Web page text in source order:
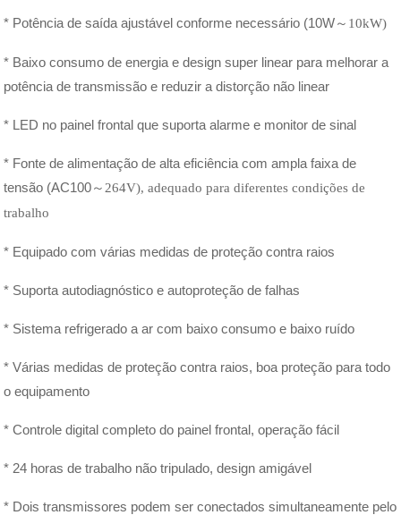
* Potência de saída ajustável conforme necessário (10W～ 10kW)
* Baixo consumo de energia e design super linear para melhorar a
potência de transmissão e reduzir a distorção não linear
* LED no painel frontal que suporta alarme e monitor de sinal
* Fonte de alimentação de alta eficiência com ampla faixa de
tensão (AC100～ 264V), adequado para diferentes condições de
trabalho
* Equipado com várias medidas de proteção contra raios
* Suporta autodiagnóstico e autoproteção de falhas
* Sistema refrigerado a ar com baixo consumo e baixo ruído
* Várias medidas de proteção contra raios, boa proteção para todo
o equipamento
* Controle digital completo do painel frontal, operação fácil
* 24 horas de trabalho não tripulado, design amigável
* Dois transmissores podem ser conectados simultaneamente pelo